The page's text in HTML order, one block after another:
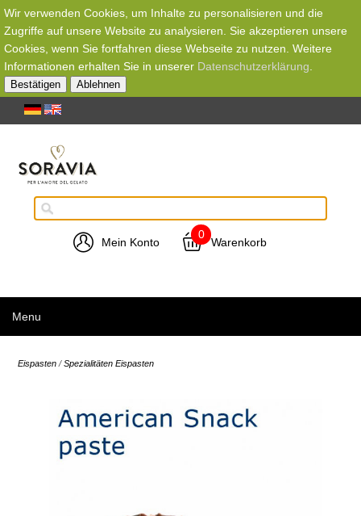
Wir verwenden Cookies, um Inhalte zu personalisieren und die
Zugriffe auf unsere Website zu analysieren. Sie akzeptieren unsere
Cookies, wenn Sie fortfahren diese Webseite zu nutzen. Weitere
Informationen erhalten Sie in unserer Datenschutzerklärung
Bestätigen Ablehnen
Mein Konto
0
Warenkorb
Menu
Eispasten /Spezialitäten Eispasten